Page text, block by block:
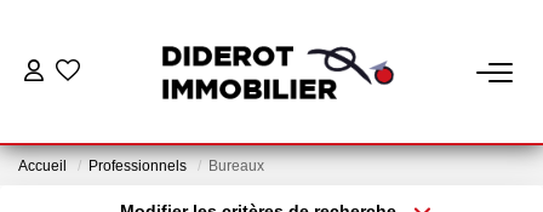
Accueil Professionnels Bureaux